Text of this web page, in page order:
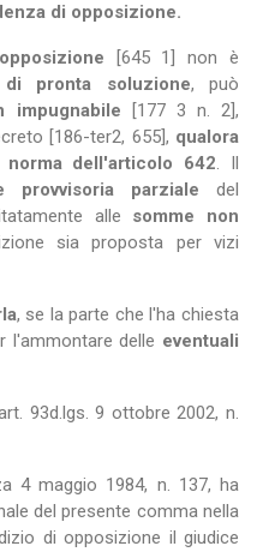
di opposizione.
[645 1] non è
pronta soluzione, può
impugnabile [177 3 n. 2],
[186-ter2, 655], qualora
norma dell'articolo 642. Il
provvisoria parziale del
alle somme non
sia proposta per vizi
, se la parte che l'ha chiesta
l'ammontare delle eventuali
93d.lgs. 9 ottobre 2002, n.
4 maggio 1984, n. 137, ha
del presente comma nella
di opposizione il giudice